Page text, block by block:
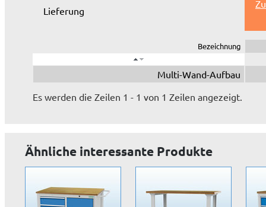
Lieferung
Bezeichnung
Multi-Wand-Aufbau
Es werden die Zeilen 1 - 1 von 1 Zeilen angezeigt.
Ähnliche interessante Produkte